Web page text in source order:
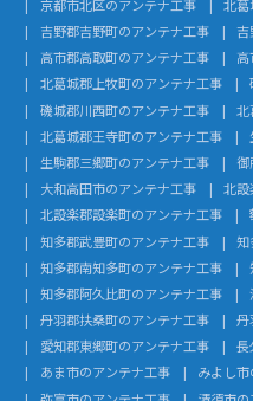
京都市北区のアンテナ工事
北
吉野郡吉野町のアンテナ工事
吉
高市郡高取町のアンテナ工事
北葛城郡上牧町のアンテナ工事
磯城郡川西町のアンテナ工事
北
北葛城郡王寺町のアンテナ工事
生駒郡三郷町のアンテナ工事
御
大和高田市のアンテナ工事
北
北設楽郡設楽町のアンテナ工事
知多郡武豊町のアンテナ工事
知
知多郡南知多町のアンテナ工事
知多郡阿久比町のアンテナ工事
丹羽郡扶桑町のアンテナ工事
丹
愛知郡東郷町のアンテナ工事
長
あま市のアンテナ工事
みよし